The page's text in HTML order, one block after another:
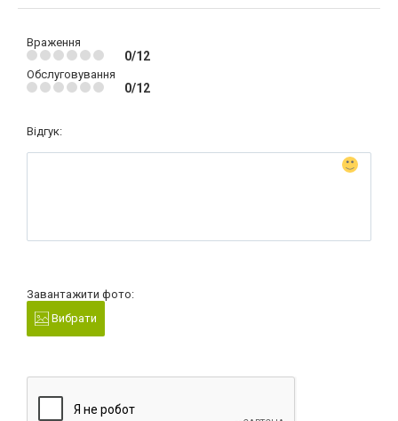
Враження
0/12
Обслуговування
0/12
Відгук:
Завантажити фото:
Вибрати